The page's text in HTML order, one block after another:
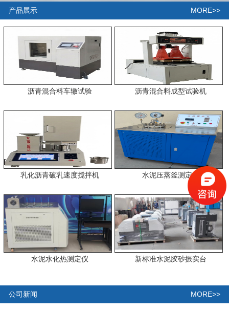
产品展示 MORE>>
沥青混合料车辙试验 沥青混合料成型试验机
乳化沥青破乳速度搅拌机 水泥压蒸釜测定仪
水泥水化热测定仪 新标准水泥胶砂振实台
公司新闻 MORE>>